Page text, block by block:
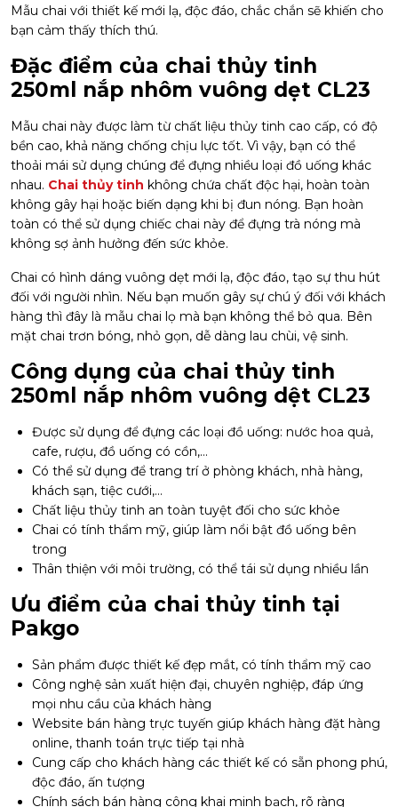
Mẫu chai với thiết kế mới lạ, độc đáo, chắc chắn sẽ khiến cho
bạn cảm thấy thích thú.
Đặc điểm của chai thủy tinh
250ml nắp nhôm vuông dẹt CL23
Mẫu chai này được làm từ chất liệu thủy tinh cao cấp, có độ
bền cao, khả năng chống chịu lực tốt. Vì vậy, bạn có thể
thoải mái sử dụng chúng để đựng nhiều loại đồ uống khác
nhau. Chai thủy tinh không chứa chất độc hại, hoàn toàn
không gây hại hoặc biến dạng khi bị đun nóng. Bạn hoàn
toàn có thể sử dụng chiếc chai này để đựng trà nóng mà
không sợ ảnh hưởng đến sức khỏe.
Chai có hình dáng vuông dẹt mới lạ, độc đáo, tạo sự thu hút
đối với người nhìn. Nếu bạn muốn gây sự chú ý đối với khách
hàng thì đây là mẫu chai lọ mà bạn không thể bỏ qua. Bên
mặt chai trơn bóng, nhỏ gọn, dễ dàng lau chùi, vệ sinh.
Công dụng của chai thủy tinh
250ml nắp nhôm vuông dệt CL23
Được sử dụng để đựng các loại đồ uống: nước hoa quả,
cafe, rượu, đồ uống có cồn,…
Có thể sử dụng để trang trí ở phòng khách, nhà hàng,
khách sạn, tiệc cưới,…
Chất liệu thủy tinh an toàn tuyệt đối cho sức khỏe
Chai có tính thẩm mỹ, giúp làm nổi bật đồ uống bên
trong
Thân thiện với môi trường, có thể tái sử dụng nhiều lần
Ưu điểm của chai thủy tinh tại
Pakgo
Sản phẩm được thiết kế đẹp mắt, có tính thẩm mỹ cao
Công nghệ sản xuất hiện đại, chuyên nghiệp, đáp ứng
mọi nhu cầu của khách hàng
Website bán hàng trực tuyến giúp khách hàng đặt hàng
online, thanh toán trực tiếp tại nhà
Cung cấp cho khách hàng các thiết kế có sẵn phong phú,
độc đáo, ấn tượng
Chính sách bán hàng công khai minh bạch, rõ ràng